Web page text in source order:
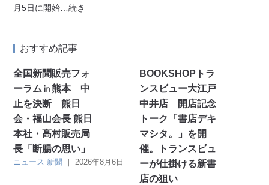
月5日に開始 …続き
おすすめ記事
全国新聞販売フォ
ーラム㏌熊本 中
止を決断 熊日
会・福山会長 熊日
本社・髙村販売局
長「断腸の思い」
ニュース 新聞 ｜2026年8月6日
BOOKSHOPトラ
ンスビュー大江戸
中井店 開店記念
トーク「書店デキ
マシタ。」を開
催。トランスビュ
ーが仕掛ける新書
店の狙い